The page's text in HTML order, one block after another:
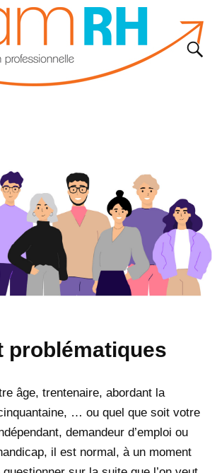
problématiques
âge, trentenaire, abordant la
… ou quel que soit votre
demandeur d’emploi ou
il est normal, à un moment